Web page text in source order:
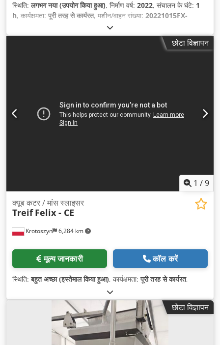
स्थिति:लगभग नया (उपयोग किया हुआ), निर्माण वर्ष: 2022, संचालन के घंटे: 1
h, कार्यक्षमता: पूरी तरह से कार्यरत, मशीन/वाहन संख्या: 20221015FX-
, कुल चौड़ाई:
मिमी, कुल वजन:500 किग्रा, इनपुट वोल्टेज:400 V, इनपुट करेंट का प्रकार:
छोटा विज्ञापन
1 /9
Krotoszyn 6,284 km
क्यूब कटर / मांस स्लाइसर
Treif Felix - CE
मूल्य जानकारी कॉल करें
स्थिति:बहुत अच्छा (इस्तेमाल किया हुआ), कार्यक्षमता:पूरी तरह से कार्यरत,
छोटा विज्ञापन